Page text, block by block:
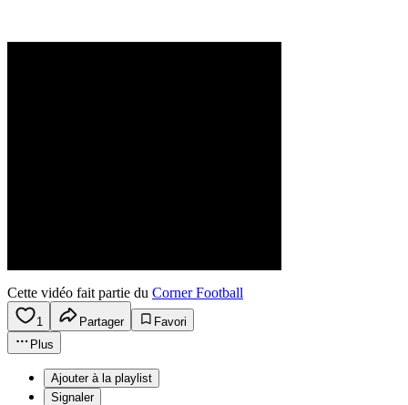
Cette vidéo fait partie du Corner Football
1 Partager
Favori
Plus
Ajouter à la playlist
Signaler